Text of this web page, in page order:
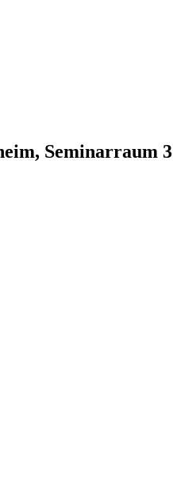
Seminarraum 3